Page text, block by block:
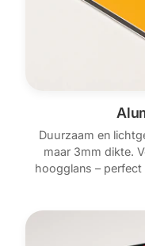
Duurzaam en
maar 3mm dikte.
hoogglans –